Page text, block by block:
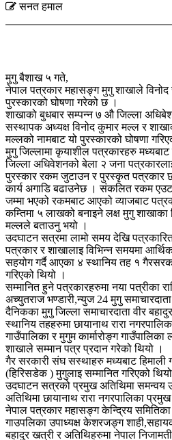
सनत हमाल
मुगु बैशाख ५ गते,
नेपाल पत्रकार महासङ्ग मुगु शाखाले
पुरस्कारको घोषणा गरेको छ ।
शाखाको बुधबार सम्पन्न ७ औ जिल्ला
सस्थापक अध्यक्ष विनोद कुमार मल्ल र
मल्लको नामबाट यो पुरस्कारको घोषणा
मुगु जिल्लामा कृयाशील पत्रकारहरु
जिल्ला अधिवेशनको बेला २ जना
पुरस्कार रकम जुटाउन र पुरस्कृत पत्रकार
कार्य अगाडि बढाउनेछ । संकलित रकम
जम्मा भएको रकमबाट आएको व्याजबाट
कम्तिमा ५ लाखको बनाइने लक्ष मुगु शाखाका
मल्लले बताउनु भयो ।
उदघाटन सत्रमा लामो समय देखि
पत्रकार र शाखालाइ विभिन्न समयमा
सहयोग गर्दै आएका ४ स्थानिय तह १
गरिएको थियो ।
सम्मानित हुने पत्रकारहरुमा नया पत्रीका
अच्युतराज भण्डारी,न्युज 24 मुगु
दैनिकका मुगु जिल्ला समाचारदाता वीर
स्थानिय तहहरुमा छायानाथ रारा
गाउँपालिका र मुगुम कार्मारोङ्ग
शाखाले सम्मान पत्र प्रदान गरेको थियो ।
गैर सरकारी संघ सस्थाहरु मध्यबाट हिमाली
(हिरिसडेक ) मुगुलाइ सम्मानित गरिएको
उदघाटन सत्रको प्रमुख अतिथिमा समन्वय
अतिथिमा छायानाथ रारा नगरपालिका
नेपाल पत्रकार महासङ्ग केन्द्रिय
गाउपलिका उपाध्यक्ष केशरजङ्ग
बहादुर खत्री र अतिथिहरुमा नेपाल